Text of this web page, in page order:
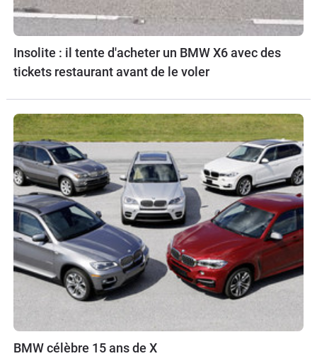
Insolite : il tente d'acheter un BMW X6 avec des
tickets restaurant avant de le voler
BMW célèbre 15 ans de X